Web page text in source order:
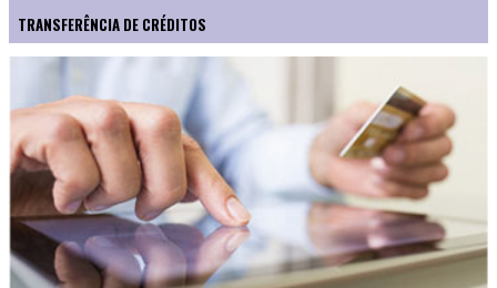
TRANSFERÊNCIA DE CRÉDITOS